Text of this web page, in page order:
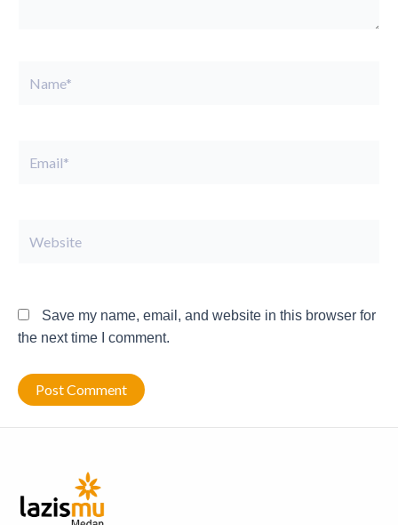
Save my name, email, and website in this browser for
the next time I comment.